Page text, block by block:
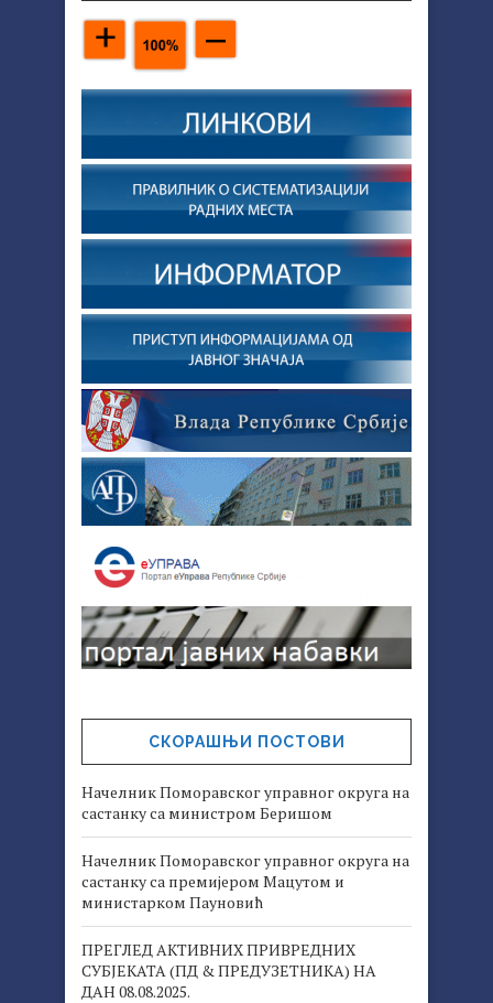
СКОРАШЊИ ПОСТОВИ
Начелник Поморавског управног округа на
састанку са министром Беришом
Начелник Поморавског управног округа на
састанку са премијером Мацутом и
министарком Пауновић
ПРЕГЛЕД АКТИВНИХ ПРИВРЕДНИХ
СУБЈЕКАТА (ПД & ПРЕДУЗЕТНИКА) НА
ДАН 08.08.2025.